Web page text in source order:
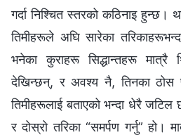
गर्दा निश्‍चित स्तरको कठिनाइ हुन्छ।
तिमीहरूले अघि सारेका
भनेका कुराहरू सिद्धान्तहरू
देखिन्छन्, र अवश्य नै, तिनका ठोस
तिमीहरूलाई बताएको भन्दा धेरै जटिल
र दोस्रो तरिका “समर्पण गर्नु” हो।